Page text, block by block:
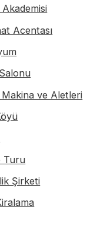
Acentası
Makina ve Aletleri
Turu
Şirketi